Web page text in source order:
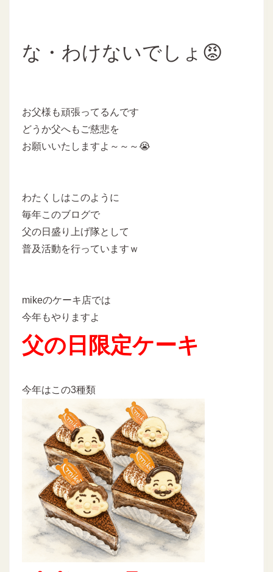
な・わけないでしょ😡
お父様も頑張ってるんです
どうか父へもご慈悲を
お願いいたしますよ～～～😭
わたくしはこのように
毎年このブログで
父の日盛り上げ隊として
普及活動を行っていますｗ
mikeのケーキ店では
今年もやりますよ
父の日限定ケーキ
今年はこの3種類